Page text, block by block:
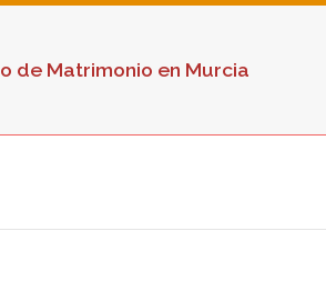
de Matrimonio en Murcia